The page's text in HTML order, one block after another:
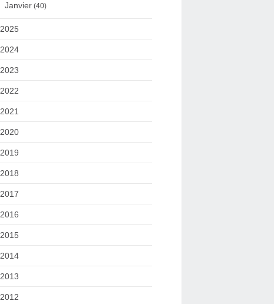
Janvier (40)
2025
2024
2023
2022
2021
2020
2019
2018
2017
2016
2015
2014
2013
2012